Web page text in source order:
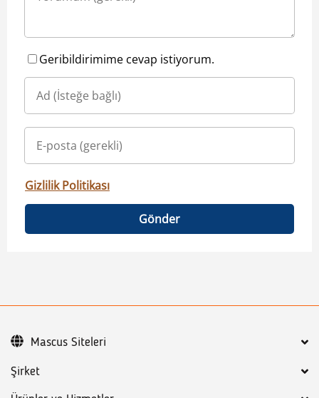
Geribildirimime cevap istiyorum.
Gizlilik Politikası
Gönder
Şirket
Mascus Siteleri